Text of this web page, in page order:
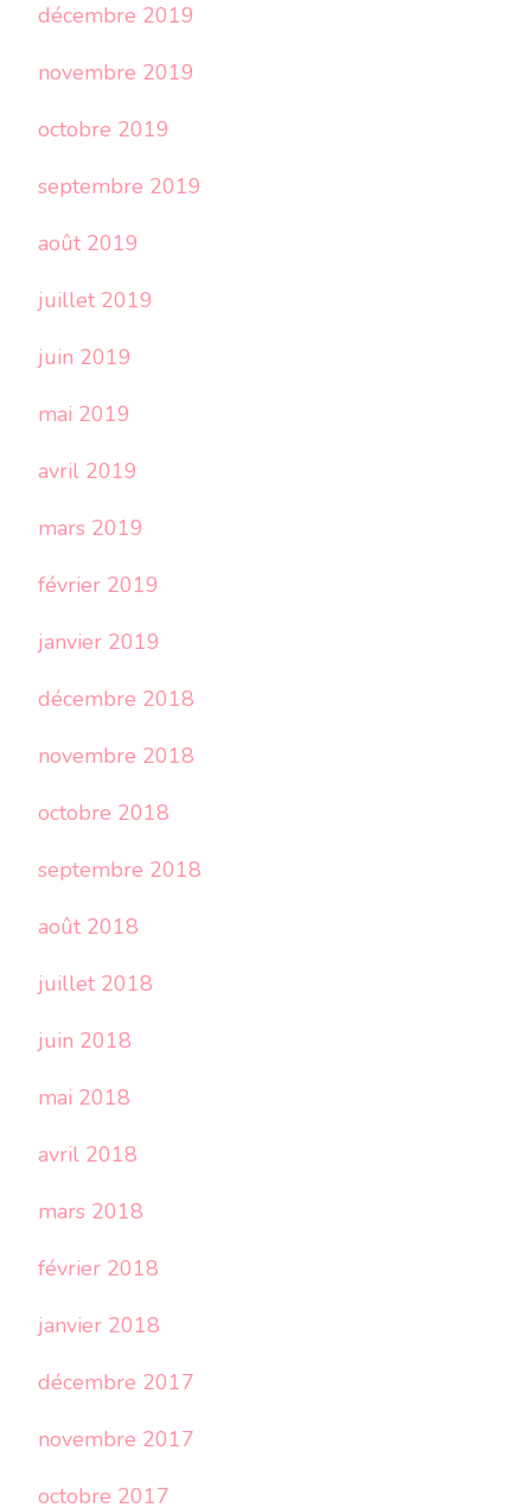
décembre 2019
novembre 2019
octobre 2019
septembre 2019
août 2019
juillet 2019
juin 2019
mai 2019
avril 2019
mars 2019
février 2019
janvier 2019
décembre 2018
novembre 2018
octobre 2018
septembre 2018
août 2018
juillet 2018
juin 2018
mai 2018
avril 2018
mars 2018
février 2018
janvier 2018
décembre 2017
novembre 2017
octobre 2017